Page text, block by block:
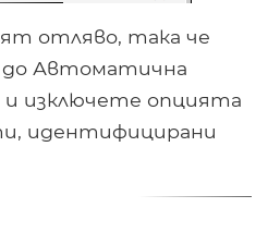
отляво, така че
до Автоматична
изключете опцията
идентифицирани